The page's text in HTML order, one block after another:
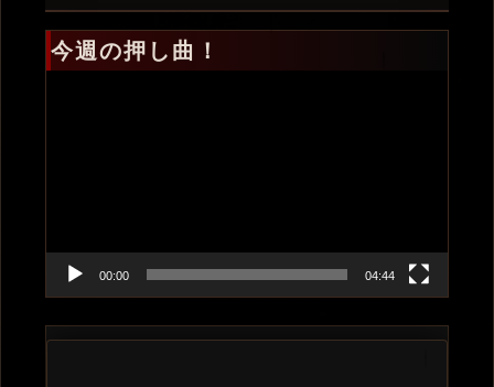
今週の押し曲！
00:00 04:44